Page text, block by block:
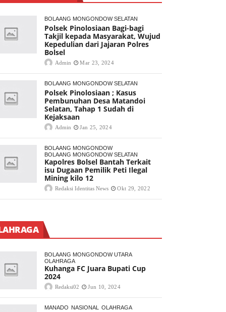
BOLAANG MONGONDOW SELATAN
Polsek Pinolosiaan Bagi-bagi
Takjil kepada Masyarakat, Wujud
Kepedulian dari Jajaran Polres
Bolsel
Admin Mar 23, 2024
BOLAANG MONGONDOW SELATAN
Polsek Pinolosiaan ; Kasus
Pembunuhan Desa Matandoi
Selatan, Tahap 1 Sudah di
Kejaksaan
Admin Jan 25, 2024
BOLAANG MONGONDOW
BOLAANG MONGONDOW SELATAN
Kapolres Bolsel Bantah Terkait
isu Dugaan Pemilik Peti Ilegal
Mining kilo 12
Redaksi Identitas News Okt 29, 2022
BOLAANG MONGONDOW UTARA
OLAHRAGA
Kuhanga FC Juara Bupati Cup
2024
Redaksi02 Jun 10, 2024
MANADO NASIONAL OLAHRAGA